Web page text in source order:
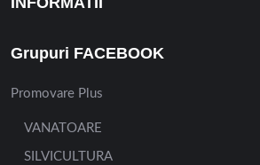
Grupuri FACEBOOK
Promovare Plus
VANATOARE
SILVICULTURA